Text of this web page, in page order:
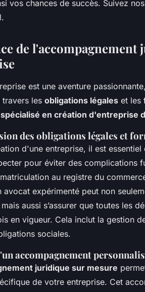
vos chances de succès. Suivez
de
est une aventure
les obligations légales et les
en création d'entreprise
des obligations légales et
d'une entreprise, il est
pour éviter des complications
au registre du
avocat expérimenté peut non
aussi s’assurer que toutes les
en vigueur. Cela inclut la gestion
sociales.
accompagnement
juridique sur mesure
de votre entreprise. Cet